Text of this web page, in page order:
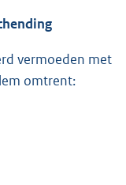
vermoeden met
omtrent: